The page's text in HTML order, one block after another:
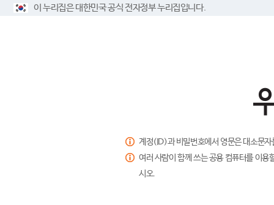
이 누리집은 대한민국 공식 전자정부 누리집입니다.
계정(ID)과 비밀번호에서 영문은 대소문
여러 사람이 함께 쓰는 공용 컴퓨터를 이
시오.